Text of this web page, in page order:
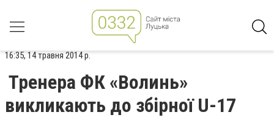
16:35, 14 травня 2014 р.
Тренера ФК «Волинь»
викликають до збірної U-17